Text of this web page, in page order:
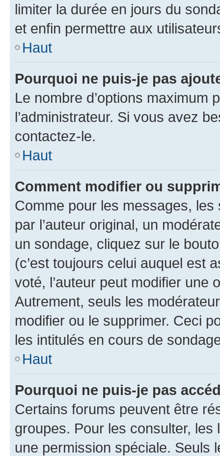
limiter la durée en jours du
et enfin permettre aux
Haut
Pourquoi ne puis-je pas
Le nombre d’options maximum
l’administrateur. Si vous avez
contactez-le.
Haut
Comment modifier ou
Comme pour les messages,
par l’auteur original, un
un sondage, cliquez sur le
(c’est toujours celui auquel est
voté, l’auteur peut modifier une
Autrement, seuls les
modifier ou le supprimer. Ceci
les intitulés en cours de
Haut
Pourquoi ne puis-je pas
Certains forums peuvent être
groupes. Pour les consulter,
une permission spéciale. Seuls